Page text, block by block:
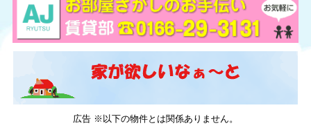
広告 ※以下の物件とは関係ありません。